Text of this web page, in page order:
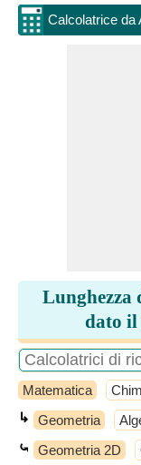
Calcolatrice da
Lunghezza
dato il
Matematica
↳ Geometria
⤿ Geometria 2D